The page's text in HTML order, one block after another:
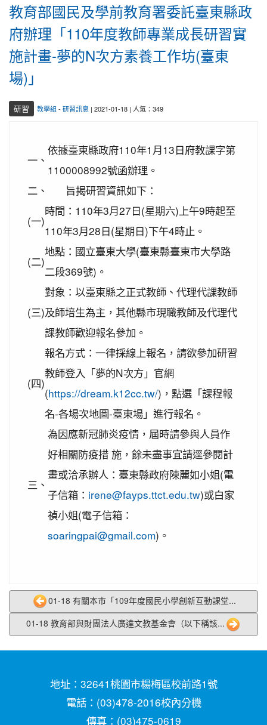
2020-12-31 賀!
本校學生參加109年桃園市理事長
盃溜冰錦標賽成績優異
2020-12-14
本校學生參加110年桃園市中小學
校聯合運動會楊梅區選拔賽成績優異
2020-12-10
2020-11-17 賀!
本校學生參加臺北市109年第38屆
2020-11-16 賀!
恭賀本校六年四班學生林恩如參加
桃園市109年度「3Q達人故事甄選活動」，榮獲EQ
類(國小組)第二名
2020-11-06 賀!
本校學生參加2020年壢運盃羽球錦
標賽成績優異
2020-10-27 賀!
本校學生參加109年桃園市議長盃
跆拳道錦標賽成績優異
2020-10-27 賀!
跆拳道錦標賽成績優異
2020-10-27
本校學生參加運動i台灣109年桃園
市平鎮楊梅區羽球社區聯誼賽成績優異
2020-10-27 賀!
本校學生參加109年第30屆會長盃
全國溜冰錦標賽成績優異
2020-10-27 賀!
本校學生參加109年桃園市基層運
動選手訓練站羽球類區域性對抗賽成績優異
2020-10-21
恭喜本校六年六班花逸珊同學參加
「桃園市109學年度學生美術比賽」獲得繪畫類第三
名! 四年四班黃品憲同學獲得繪畫類佳作!
2020-10-05 賀!
本校學生參加109年新竹縣運動i台
灣社區羽球聯誼賽成績優異
2020-09-10 賀!
本校學生參加109年桃園市運動會-
市長盃滑輪溜冰錦標賽暨109年全民運動會代表隊選
拔賽成績優異
2020-09-04 賀!
本校學生參加2020YONEX一線入
2020-07-08 賀!
本校學生參加109年桃園市運動會
市長盃溜冰錦標賽成績優異
2020-03-11
109年校內美術比賽 得獎名單
2019-12-20 賀!
本校學生參加108年臺北市中正盃
羽球錦標賽成績優異
教育部國民及學前教育署委託臺東縣政
府辦理「110年度教師專業成長研習實
施計畫-夢的N次方素養工作坊(臺東
場)」
研習 教學組 - 研習訊息 | 2021-01-18 | 人氣：349
一、
依據臺東縣政府110年1月13日府教課字第
1100008992號函辦理。
二、
旨揭研習資訊如下：
(一)
時間：110年3月27日(星期六)上午9時起至
110年3月28日(星期日)下午4時止。
(二)
地點：國立臺東大學(臺東縣臺東市大學路
二段369號)。
(三)
對象：以臺東縣之正式教師、代理代課教師
及師培生為主，其他縣市現職教師及代理代
課教師歡迎報名參加。
(四)
報名方式：一律採線上報名，請欲參加研習
教師登入「夢的N次方」官網
(https://dream.k12cc.tw/)，點選「課程報
名-各場次地圖-臺東場」進行報名。
三、
為因應新冠肺炎疫情，屆時請參與人員作
好相關防疫措 施，餘未盡事宜請逕參閱計
畫或洽承辦人：臺東縣政府陳麗如小姐(電
子信箱： irene@fayps.ttct.edu.tw)或白家
禎小姐(電子信箱：
soaringpai@gmail.com)。
01-18 有關本市「109年度國民小學創新互動課堂...
01-18 教育部與財團法人廣達文教基金會（以下稱該...
地址：32641桃園市楊梅區校前路1號
電話：(03)478-2016校內分機
傳真：(03)475-0619